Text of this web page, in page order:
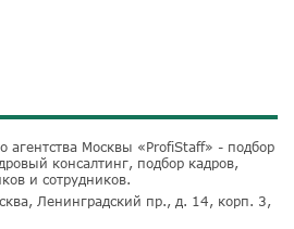
агентства Москвы «ProfiStaff» - подбор
консалтинг, подбор кадров,
и сотрудников.
Ленинградский пр., д. 14, корп. 3,